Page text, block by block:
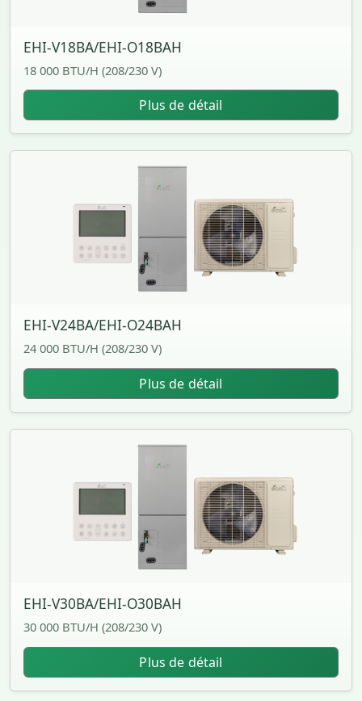
EHI-V18BA/EHI-O18BAH
18 000 BTU/H (208/230 V)
Plus de détail
EHI-V24BA/EHI-O24BAH
24 000 BTU/H (208/230 V)
Plus de détail
EHI-V30BA/EHI-O30BAH
30 000 BTU/H (208/230 V)
Plus de détail